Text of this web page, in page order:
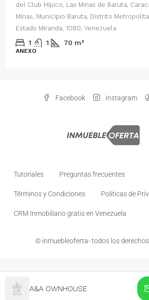
del Club Hípico, Las Minas de Baruta,
Minas, Municipio Baruta, Distrito
Estado Miranda, 1080, Venezuela
1 1 70 m²
ANEXO
A&A OWNHOUSE
Facebook Instagram
Tutoriales Preguntas frecuentes
Términos y Condiciones Políticas de
CRM Inmobiliario gratis en Venezuela
© inmuebleoferta- todos los